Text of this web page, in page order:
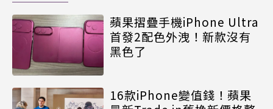
蘋果摺疊手機iPhone Ultra
首發2配色外洩！新款沒有
黑色了
16款iPhone變值錢！蘋果